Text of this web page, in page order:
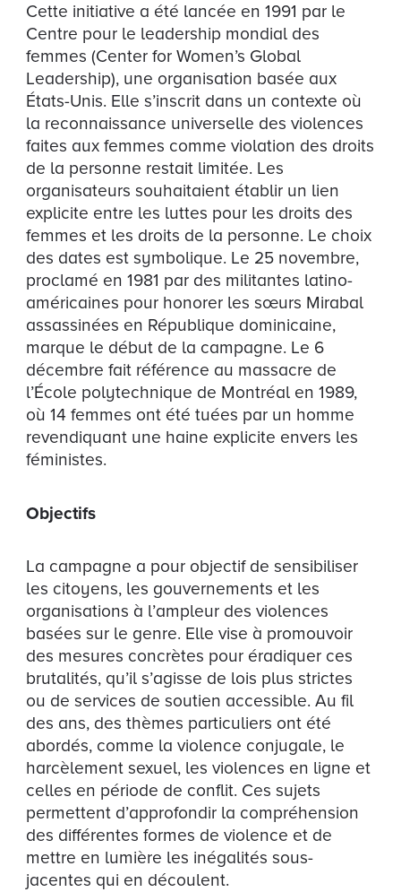
Cette initiative a été lancée en 1991 par le
Centre pour le leadership mondial des
femmes (Center for Women’s Global
Leadership), une organisation basée aux
États-Unis. Elle s’inscrit dans un contexte où
la reconnaissance universelle des violences
faites aux femmes comme violation des droits
de la personne restait limitée. Les
organisateurs souhaitaient établir un lien
explicite entre les luttes pour les droits des
femmes et les droits de la personne. Le choix
des dates est symbolique. Le 25 novembre,
proclamé en 1981 par des militantes latino-
américaines pour honorer les sœurs Mirabal
assassinées en République dominicaine,
marque le début de la campagne. Le 6
décembre fait référence au massacre de
l’École polytechnique de Montréal en 1989,
où 14 femmes ont été tuées par un homme
revendiquant une haine explicite envers les
féministes.
Objectifs
La campagne a pour objectif de sensibiliser
les citoyens, les gouvernements et les
organisations à l’ampleur des violences
basées sur le genre. Elle vise à promouvoir
des mesures concrètes pour éradiquer ces
brutalités, qu’il s’agisse de lois plus strictes
ou de services de soutien accessible. Au fil
des ans, des thèmes particuliers ont été
abordés, comme la violence conjugale, le
harcèlement sexuel, les violences en ligne et
celles en période de conflit. Ces sujets
permettent d’approfondir la compréhension
des différentes formes de violence et de
mettre en lumière les inégalités sous-
jacentes qui en découlent.